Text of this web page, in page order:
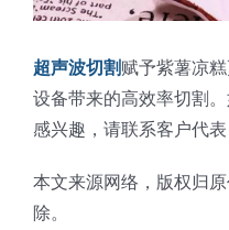
超声波切割赋予紫薯凉
设备带来的高效率切割
感兴趣，请联系客户代
本文来源网络，版权归
除。